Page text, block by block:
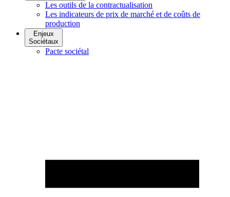
Les outils de la contractualisation
Les indicateurs de prix de marché et de coûts de
production
Enjeux
Sociétaux
Pacte sociétal